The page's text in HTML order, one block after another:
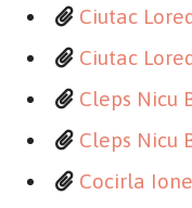
Ciutac
Ciutac
Cleps Nicu
Cleps Nicu
Cocirla